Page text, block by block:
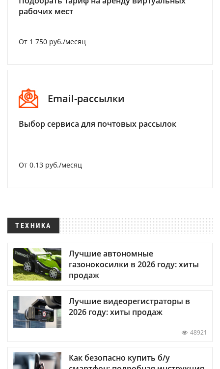
рабочих мест
От 1 750 руб./месяц
Email-рассылки
Выбор сервиса для почтовых рассылок
От 0.13 руб./месяц
ТЕХНИКА
Лучшие автономные
газонокосилки в 2026 году: хиты
продаж
Лучшие видеорегистраторы в
2026 году: хиты продаж
48921
Как безопасно купить б/у